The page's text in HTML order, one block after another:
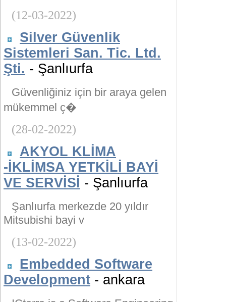
(12-03-2022)
Silver Güvenlik
Sistemleri San. Tic. Ltd.
Şti. - Şanlıurfa
Güvenliğiniz için bir araya gelen
mükemmel ç�
(28-02-2022)
AKYOL KLİMA
-İKLİMSA YETKİLİ BAYİ
VE SERVİSİ - Şanlıurfa
Şanlıurfa merkezde 20 yıldır
Mitsubishi bayi v
(13-02-2022)
Embedded Software
Development - ankara